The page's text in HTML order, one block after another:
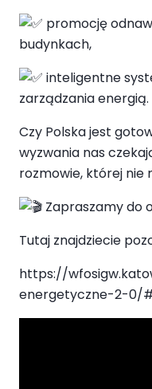
promocję
budynkach,
inteligentne
zarządzania energią.
Czy Polska jest
wyzwania nas
rozmowie, której nie
Zapraszamy do
Tutaj znajdziecie
https://
energetyczne-2-0/